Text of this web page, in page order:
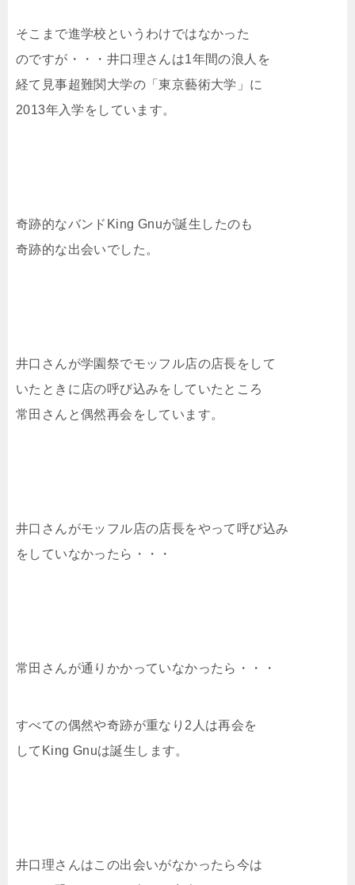
そこまで進学校というわけではなかった
のですが・・・井口理さんは1年間の浪人を
経て見事超難関大学の「東京藝術大学」に
2013年入学をしています。
奇跡的なバンドKing Gnuが誕生したのも
奇跡的な出会いでした。
井口さんが学園祭でモッフル店の店長をして
いたときに店の呼び込みをしていたところ
常田さんと偶然再会をしています。
井口さんがモッフル店の店長をやって呼び込み
をしていなかったら・・・
常田さんが通りかかっていなかったら・・・
すべての偶然や奇跡が重なり2人は再会を
してKing Gnuは誕生します。
井口理さんはこの出会いがなかったら今は